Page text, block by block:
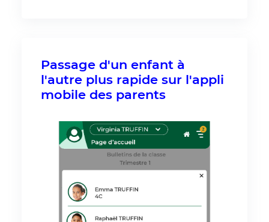
Passage d'un enfant à
l'autre plus rapide sur l'appli
mobile des parents